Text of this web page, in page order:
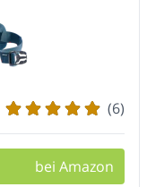
(6)
bei Amazon